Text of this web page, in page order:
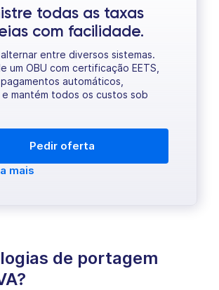
todas as taxas
com facilidade.
entre diversos sistemas.
um OBU com certificação EETS,
automáticos,
mantém todos os custos sob
Pedir oferta
mais
de portagem